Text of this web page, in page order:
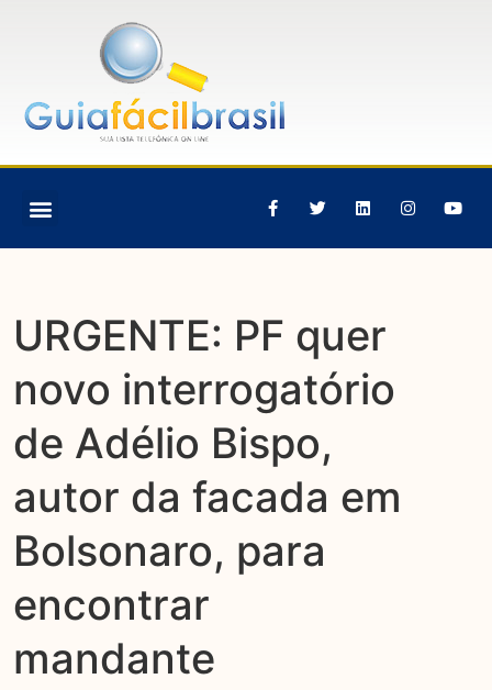
URGENTE: PF quer
novo interrogatório
de Adélio Bispo,
autor da facada em
Bolsonaro, para
encontrar
mandante